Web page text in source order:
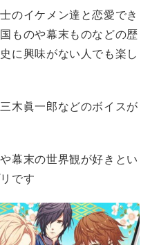
のイケメン達と恋愛でき
ものや幕末ものなどの歴
に興味がない人でも楽し
木眞一郎などのボイスが
幕末の世界観が好きとい
です